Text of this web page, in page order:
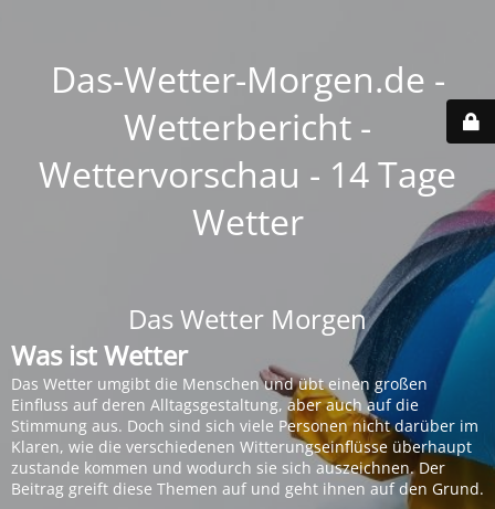
Das-Wetter-Morgen.de -
Wetterbericht -
Wettervorschau - 14 Tage
Wetter
Das Wetter Morgen
Was ist Wetter
Das Wetter umgibt die Menschen und übt einen großen
Einfluss auf deren Alltagsgestaltung, aber auch auf die
Stimmung aus. Doch sind sich viele Personen nicht darüber im
Klaren, wie die verschiedenen Witterungseinflüsse überhaupt
zustande kommen und wodurch sie sich auszeichnen. Der
Beitrag greift diese Themen auf und geht ihnen auf den Grund.